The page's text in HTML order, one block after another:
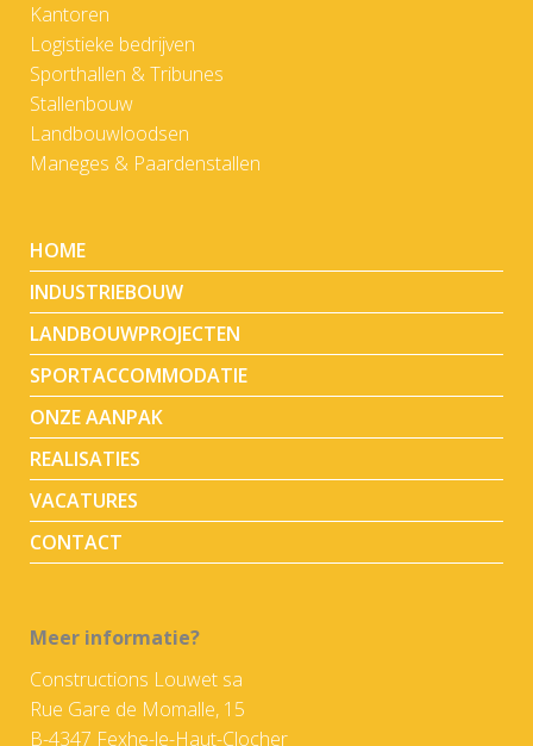
Kantoren
Logistieke bedrijven
Sporthallen & Tribunes
Stallenbouw
Landbouwloodsen
Maneges & Paardenstallen
HOME
INDUSTRIEBOUW
LANDBOUWPROJECTEN
SPORTACCOMMODATIE
ONZE AANPAK
REALISATIES
VACATURES
CONTACT
Meer informatie?
Constructions Louwet sa
Rue Gare de Momalle, 15
B-4347 Fexhe-le-Haut-Clocher